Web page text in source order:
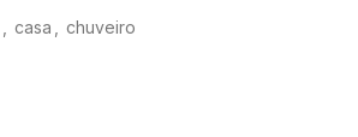
casa chuveiro